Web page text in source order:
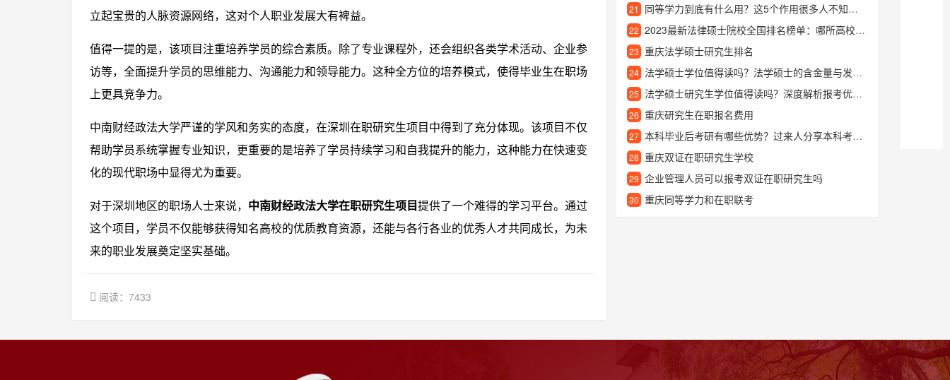
立起宝贵的人脉资源网络，这对个人职业发展大有裨益。
值得一提的是，该项目注重培养学员的综合素质。除了专业课程外，还会组织各类学术活动、企业参
访等，全面提升学员的思维能力、沟通能力和领导能力。这种全方位的培养模式，使得毕业生在职场
上更具竞争力。
中南财经政法大学严谨的学风和务实的态度，在深圳在职研究生项目中得到了充分体现。该项目不仅
帮助学员系统掌握专业知识，更重要的是培养了学员持续学习和自我提升的能力，这种能力在快速变
化的现代职场中显得尤为重要。
对于深圳地区的职场人士来说， 中南财经政法大学在职研究生项目提供了一个难得的学习平台。通过
这个项目，学员不仅能够获得知名高校的优质教育资源，还能与各行各业的优秀人才共同成长，为未
来的职业发展奠定坚实基础。
阅读：7433
21 同等学力到底有什么用？这5个作用很多人不知道！
22 2023最新法律硕士院校全国排名榜单：哪所高校法学最强？
23 重庆法学硕士研究生排名
24 法学硕士学位值得读吗？法学硕士的含金量与发展前景解析
25 法学硕士研究生学位值得读吗？深度解析报考优势与发展方向
26 重庆研究生在职报名费用
27 本科毕业后考研有哪些优势？过来人分享本科考研究生的经验心得
28 重庆双证在职研究生学校
29 企业管理人员可以报考双证在职研究生吗
30 重庆同等学力和在职联考